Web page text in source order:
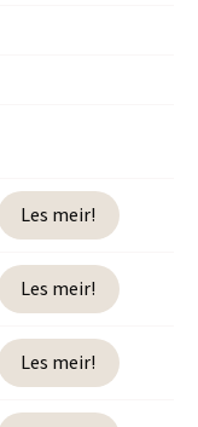
Les meir!
Les meir!
Les meir!